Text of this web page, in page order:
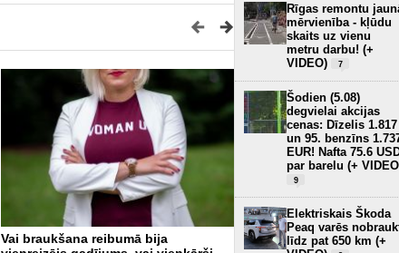
Vai braukšana reibumā bija
VIDEO EKSPERIMENTS:
Rīgas remontu
mērvienība - kļūdu
skaits uz vienu
metru darbu! (+
VIDEO)
7
Šodien (5.08)
degvielai akcijas
cenas: Dīzelis 1.817
un 95. benzīns
EUR! Nafta 75.6
par barelu (+
9
Elektriskais Škoda
Peaq varēs
līdz pat 650 km (+